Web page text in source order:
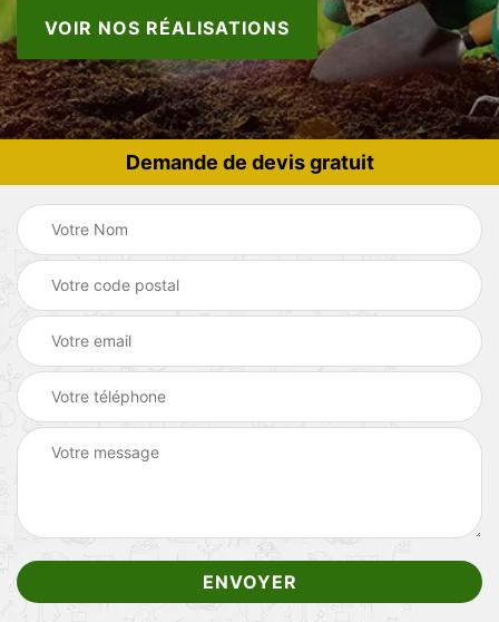
VOIR NOS RÉALISATIONS
Demande de devis gratuit